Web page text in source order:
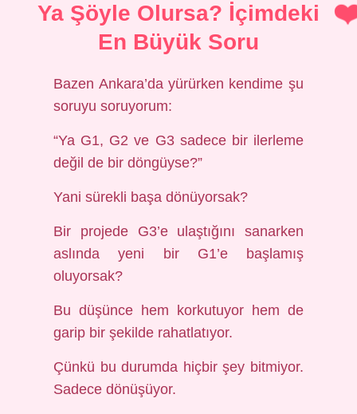
Ya Şöyle Olursa? İçimdeki
En Büyük Soru
Bazen Ankara’da yürürken kendime şu
soruyu soruyorum:
“Ya G1, G2 ve G3 sadece bir ilerleme
değil de bir döngüyse?”
Yani sürekli başa dönüyorsak?
Bir projede G3’e ulaştığını sanarken
aslında yeni bir G1’e başlamış
oluyorsak?
Bu düşünce hem korkutuyor hem de
garip bir şekilde rahatlatıyor.
Çünkü bu durumda hiçbir şey bitmiyor.
Sadece dönüşüyor.